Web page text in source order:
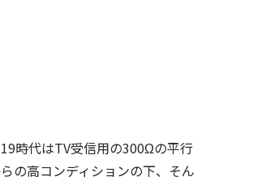
時代はTV受信用の300Ωの平行
の高コンディションの下、そん